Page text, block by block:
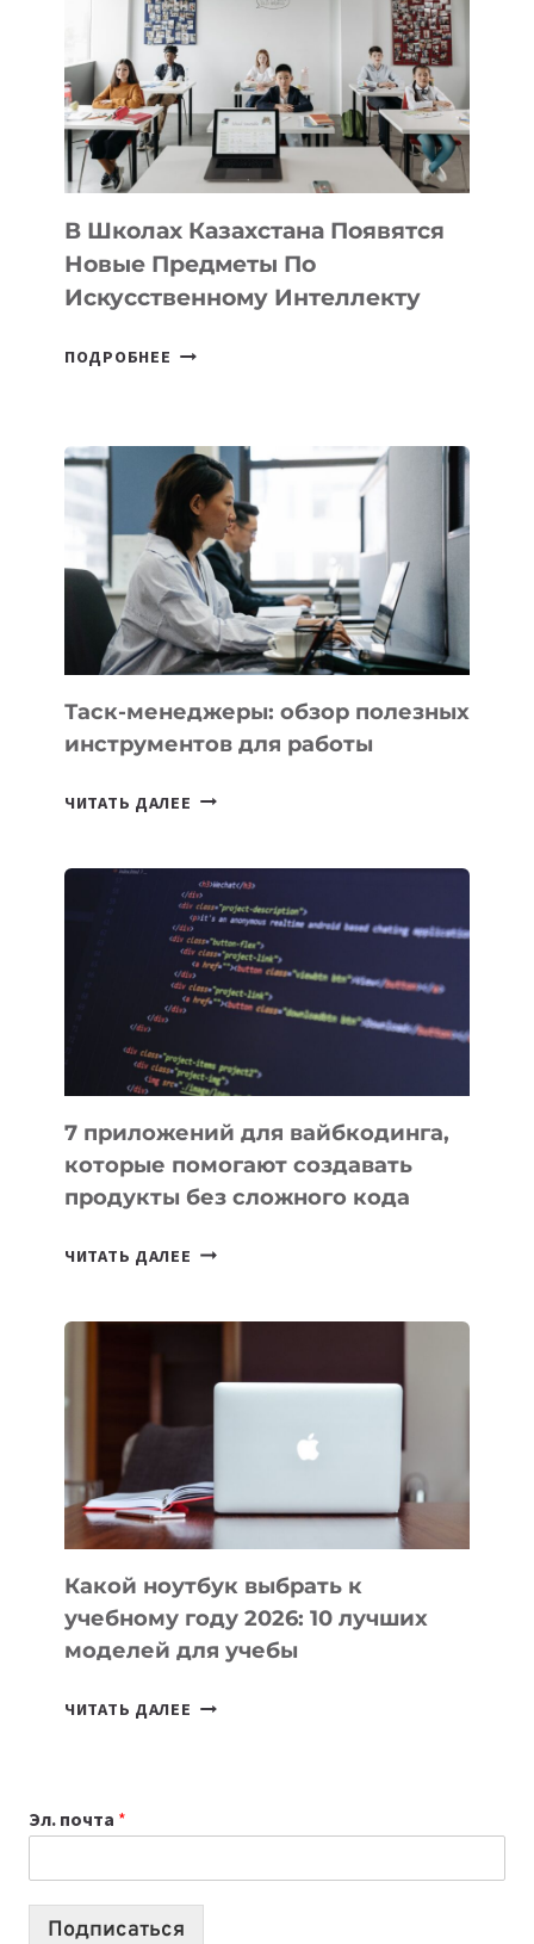
VELOCITY
BY
MOST
—
МЕЖДУНАРОДНУЮ
ПРОГРАММУ
ДЛЯ
ТЕХНОЛОГИЧЕСКИХ
В Школах Казахстана Появятся
Новые Предметы По
Искусственному Интеллекту
ПОДРОБНЕЕ
НОВЫЕ
ПРЕДМЕТЫ
ПО
ИСКУССТВЕННОМУ
ИНТЕЛЛЕКТУ
Таск-менеджеры: обзор полезных
инструментов для работы
ЧИТАТЬ ДАЛЕЕ ТАСК-
ПОЛЕЗНЫХ
ИНСТРУМЕНТОВ
ДЛЯ
РАБОТЫ
7 приложений для вайбкодинга,
которые помогают создавать
продукты без сложного кода
ЧИТАТЬ ДАЛЕЕ 7
ПОМОГАЮТ
СОЗДАВАТЬ
БЕЗ
СЛОЖНОГО
КОДА
Какой ноутбук выбрать к
учебному году 2026: 10 лучших
моделей для учебы
ЧИТАТЬ ДАЛЕЕ КАКОЙ
2026:
10
Эл. почта *
Подписаться